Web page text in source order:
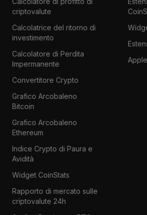
criptovalute
Calcolatrice del ritorno di
investimento
Calcolatore di Perdita
Impermanente
Convertitore Crypto
Grafico Arcobaleno
Bitcoin
Grafico Arcobaleno
Ethereum
Indice Crypto di Paura e
Avidità
Widget CoinStats
Rapporto di mercato sulle
criptovalute 24h